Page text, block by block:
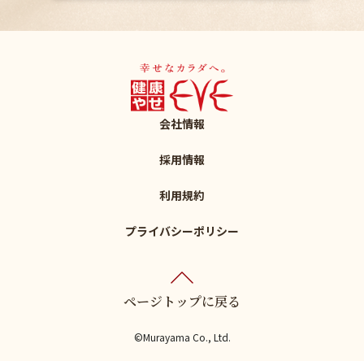
会社情報
採用情報
利用規約
プライバシーポリシー
ページトップに戻る
©Murayama Co., Ltd.